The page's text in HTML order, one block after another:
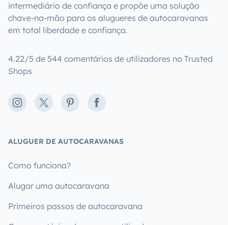
intermediário de confiança e propõe uma solução
chave-na-mão para os alugueres de autocaravanas
em total liberdade e confiança.
4.22/5 de 544 comentários de utilizadores no Trusted
Shops
Instagram
X PinterestFacebook
ALUGUER DE AUTOCARAVANAS
Como funciona?
Alugar uma autocaravana
Primeiros passos de autocaravana